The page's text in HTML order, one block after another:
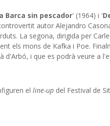
Barca sin pescador' (1964) i '
autor Alejandro
La segona, dirigida per
els mons de Kafka i Poe.
d'Arbó, i que es podrà veure a
el line-up del Festival de